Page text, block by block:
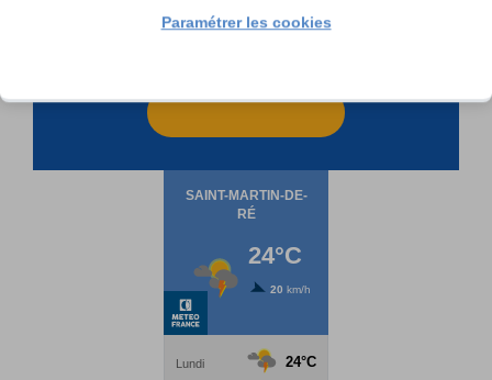
Paramétrer les cookies